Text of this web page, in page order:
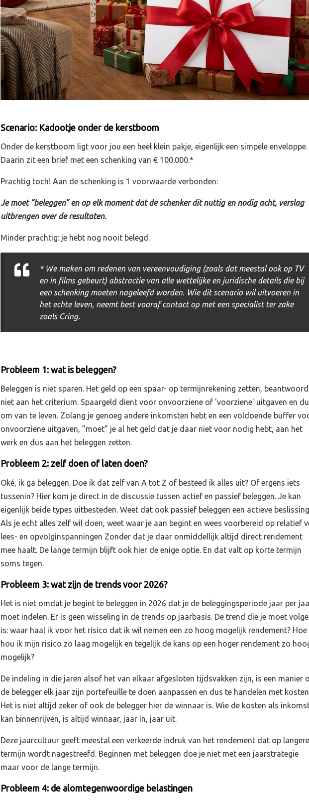
Scenario: Kadootje onder de kerstboom
Onder de kerstboom ligt voor jou een heel klein pakje, eigenlijk een simpele enveloppe.
Daarin zit een brief met een schenking van € 100.000.*
Prachtig toch! Aan de schenking is 1 voorwaarde verbonden:
Je moet ”beleggen” en op elk moment dat de schenker dit nuttig en nodig acht, verslag
uitbrengen over de resultaten.
Minder prachtig: je hebt nog nooit belegd.
* We maken om redenen van vereenvoudiging (zoals dat meestal ook op TV
en in films gebeurt) abstractie van alle wettelijke en juridische details die bij
een schenking moeten nageleefd worden. Wie dit scenario wil uitvoeren in
het echte leven, neemt best vooraf contact op met een specialist ter zake
zoals Cring.
Probleem 1: wat is beleggen?
Beleggen is niet sparen. Het geld op een spaar- op termijnrekening zetten,
niet aan het criterium. Spaargeld dient voor onvoorziene of 'voorziene' uitgaven en
om van te leven. Zolang je genoeg andere inkomsten hebt en een voldoende buffer
onvoorziene uitgaven, ”moet” je al het geld dat je daar niet voor nodig hebt, aan het
werk en dus aan het beleggen zetten.
Probleem 2: zelf doen of laten doen?
Oké, ik ga beleggen. Doe ik dat zelf van A tot Z of besteed ik alles uit? Of ergens iets
tussenin? Hier kom je direct in de discussie tussen actief en passief beleggen. Je kan
eigenlijk beide types uitbesteden. Weet dat ook passief beleggen een actieve
Als je echt alles zelf wil doen, weet waar je aan begint en wees voorbereid op relatief
lees- en opvolginspanningen Zonder dat je daar onmiddellijk altijd direct rendement
mee haalt. De lange termijn blijft ook hier de enige optie. En dat valt op korte termijn
soms tegen.
Probleem 3: wat zijn de trends voor 2026?
Het is niet omdat je begint te beleggen in 2026 dat je de beleggingsperiode jaar per
moet indelen. Er is geen wisseling in de trends op jaarbasis. De trend die je moet
is: waar haal ik voor het risico dat ik wil nemen een zo hoog mogelijk rendement? Hoe
hou ik mijn risico zo laag mogelijk en tegelijk de kans op een hoger rendement zo
mogelijk?
De indeling in die jaren alsof het van elkaar afgesloten tijdsvakken zijn, is een manier
de belegger elk jaar zijn portefeuille te doen aanpassen en dus te handelen met
Het is niet altijd zeker of ook de belegger hier de winnaar is. Wie de kosten als
kan binnenrijven, is altijd winnaar, jaar in, jaar uit.
Deze jaarcultuur geeft meestal een verkeerde indruk van het rendement dat op langere
termijn wordt nagestreefd. Beginnen met beleggen doe je niet met een jaarstrategie
maar voor de lange termijn.
Probleem 4: de alomtegenwoordige belastingen